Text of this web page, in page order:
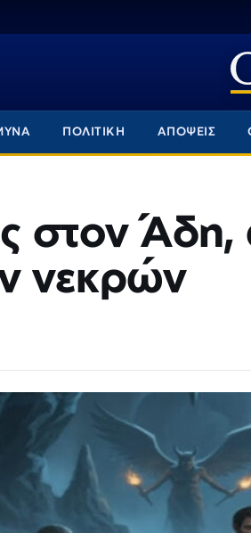
ΠΟΛΙΤΙΚΗ ΑΠΟΨΕΙΣ
Άδη,
νεκρών